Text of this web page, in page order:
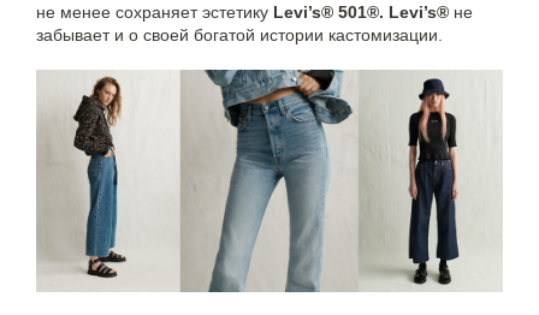
не менее сохраняет эстетику Levi’s® 501®. Levi’s® не
забывает и о своей богатой истории кастомизации.